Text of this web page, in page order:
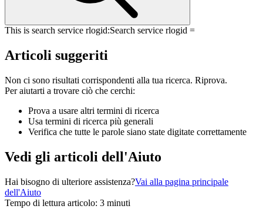
This is search service rlogid:Search service rlogid =
Articoli suggeriti
Non ci sono risultati corrispondenti alla tua ricerca. Riprova.
Per aiutarti a trovare ciò che cerchi:
Prova a usare altri termini di ricerca
Usa termini di ricerca più generali
Verifica che tutte le parole siano state digitate correttamente
Vedi gli articoli dell'Aiuto
Hai bisogno di ulteriore assistenza?Vai alla pagina principale
dell'Aiuto
Tempo di lettura articolo: 3 minuti